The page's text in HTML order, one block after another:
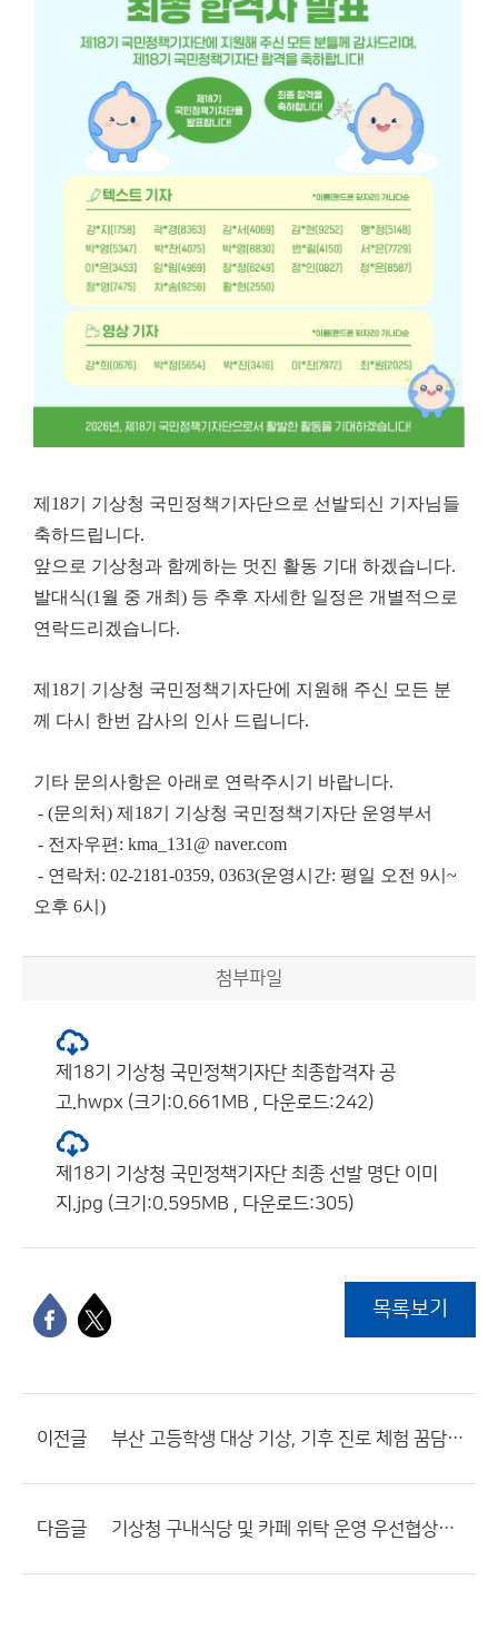
제18기 기상청 국민정책기자단으로 선발되신 기자님들
축하드립니다.
앞으로 기상청과 함께하는 멋진 활동 기대 하겠습니다.
발대식(1월 중 개최) 등 추후 자세한 일정은 개별적으로
연락드리겠습니다.
제18기 기상청 국민정책기자단에 지원해 주신 모든 분
께 다시 한번 감사의 인사 드립니다.
기타 문의사항은 아래로 연락주시기 바랍니다.
- (문의처) 제18기 기상청 국민정책기자단 운영부서
- 전자우편: kma_131@ naver.com
- 연락처: 02-2181-0359, 0363(운영시간: 평일 오전 9시~
오후 6시)
첨부파일
제18기 기상청 국민정책기자단 최종합격자 공
고.hwpx (크기:0.661MB , 다운로드:242)
제18기 기상청 국민정책기자단 최종 선발 명단 이미
지.jpg (크기:0.595MB , 다운로드:305)
목록보기
이전글 부산 고등학생 대상 기상, 기후 진로 체험 꿈담기 프로그램 안내
다음글 기상청 구내식당 및 카페 위탁 운영 우선협상대상자 선정 공고